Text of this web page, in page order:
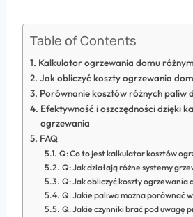
Table of Contents
Kalkulator ogrzewania domu
Jak obliczyć koszty ogrzewania
Porównanie kosztów różnych paliw
Efektywność i oszczędności dzięki
ogrzewania
FAQ
Q: Co to jest kalkulator kosztów
Q: Jak działają różne systemy
Q: Jak obliczyć koszty ogrzewania
Q: Jakie paliwa można porównać
Q: Jakie czynniki brać pod uwagę